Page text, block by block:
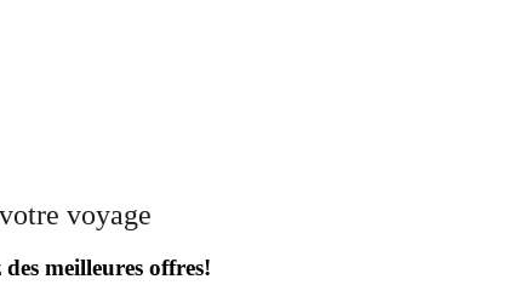
voyage
meilleures offres!